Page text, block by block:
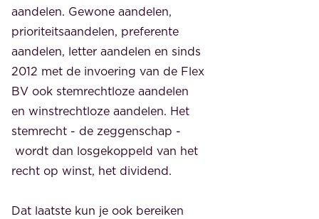
aandelen. Gewone aandelen,
prioriteitsaandelen, preferente
aandelen, letter aandelen en sinds
2012 met de invoering van de Flex
BV ook stemrechtloze aandelen
en winstrechtloze aandelen. Het
stemrecht - de zeggenschap -
wordt dan losgekoppeld van het
recht op winst, het dividend.
Dat laatste kun je ook bereiken